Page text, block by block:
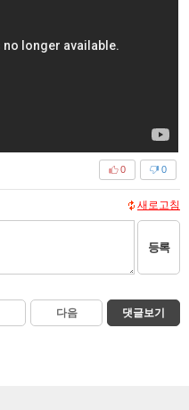
0
0
새로고침
등록
다음 댓글보기